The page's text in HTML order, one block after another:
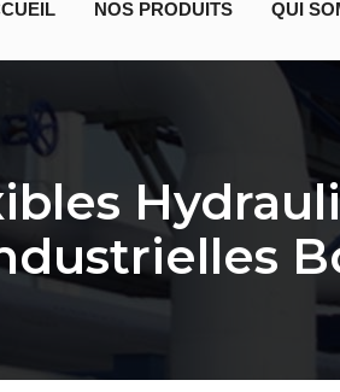
NOS PRODUITS QUI